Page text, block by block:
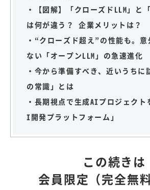
・【図解】「クローズドLLM」と
は何が違う？ 企業メリットは？
・“クローズド超え”の性能も。
ない「オープンLLM」の急速進化
・今から準備すべき、近いうちに
の常識」とは
・長期視点で生成AIプロジェクト
I開発プラットフォーム」
この続きは
会員限定（完全無